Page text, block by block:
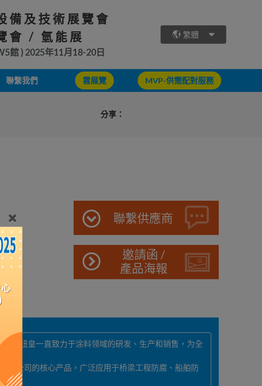
備及技術展覽會
會 / 氫能展
館 ) 2025年11月18-20日
繁體
聯繫我們 雲展覽 MVP-供需配對服務
分享：
聯繫供應商
邀請函 /
產品海報
NH纽皇一直致力于涂料领域的研发、生产和销售，为全
是公司的核心产品，广泛应用于桥梁工程防腐、船舶防